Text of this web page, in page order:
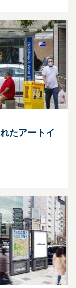
たアートイ